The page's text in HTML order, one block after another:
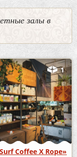
залы в
1
Coffee X Rope»